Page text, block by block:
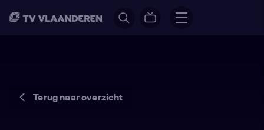
Terug naar overzicht